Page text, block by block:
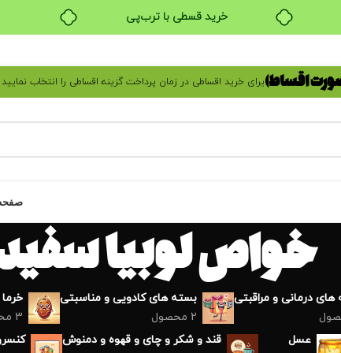
خرید قسطی با ترب‌پی
اقساط)یرای خرید اقساطی در زمان پرداخت گزینه اقساطی را انتخاب نمایید
خواص لوبیا
های درمانی و مراقبتی
بسته های کادویی و مناسبتی
2 محصول
خرما
3 محصول
عسل
قند و شکر و چای و قهوه و دمنوش